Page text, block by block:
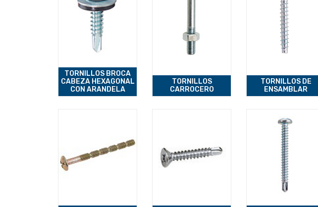
TORNILLOS BROCA
CABEZA HEXAGONAL
CON ARANDELA
TORNILLOS
CARROCERO
TORNILLOS DE
ENSAMBLAR